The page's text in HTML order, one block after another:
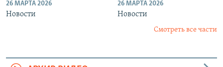
26 МАРТА 2026
Новости
26 МАРТА 2026
Новости
Смотреть все части